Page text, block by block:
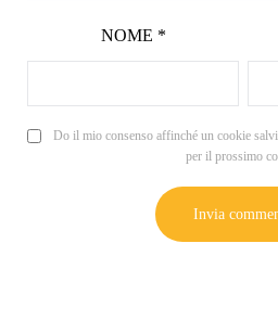
NOME *
Do il mio consenso affinché un cookie
per il prossimo